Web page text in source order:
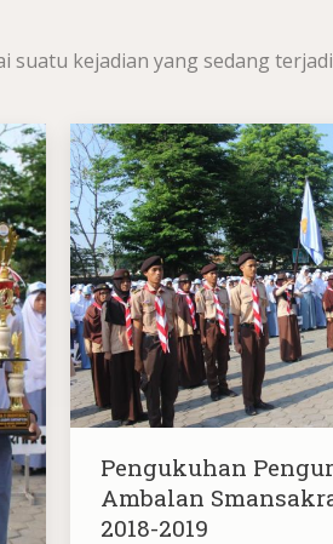
suatu kejadian yang sedang terjadi
Pengukuhan
Ambalan
2018-2019